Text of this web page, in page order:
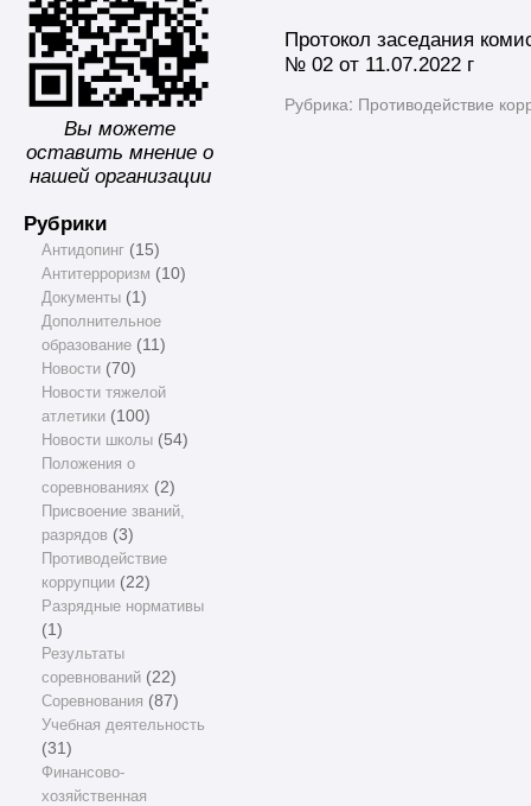
Вы можете
оставить мнение о
нашей организации
Рубрики
Антидопинг(15)
Антитерроризм (10)
Документы(1)
Дополнительное
образование(11)
Новости(70)
Новости тяжелой
атлетики(100)
Новости школы(54)
Положения о
соревнованиях (2)
Присвоение званий,
разрядов (3)
Противодействие
коррупции(22)
Разрядные нормативы
(1)
Результаты
соревнований(22)
Соревнования (87)
Учебная деятельность
(31)
Финансово-
хозяйственная
Протокол заседания
№ 02 от 11.07.2022 г
Рубрика: Противодействие